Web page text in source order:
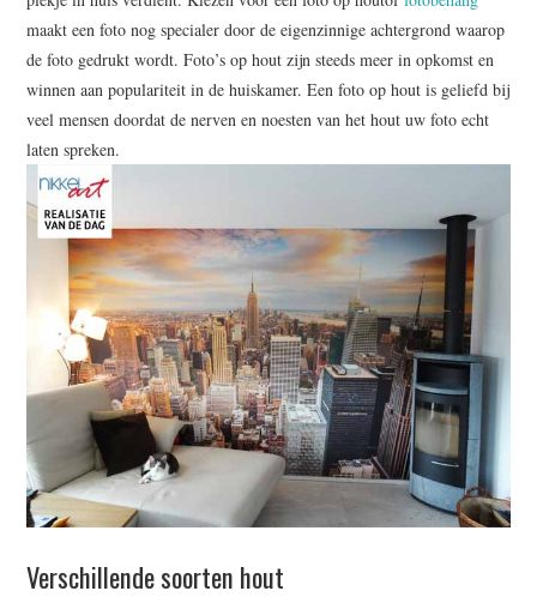
maakt een foto nog specialer door de eigenzinnige achtergrond waarop
de foto gedrukt wordt. Foto’s op hout zijn steeds meer in opkomst en
winnen aan populariteit in de huiskamer. Een foto op hout is geliefd bij
veel mensen doordat de nerven en noesten van het hout uw foto echt
laten spreken.
Verschillende soorten hout